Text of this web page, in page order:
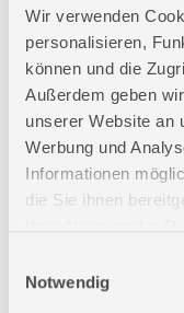
Wir verwenden
personalisieren,
können und die
Außerdem geben
unserer Website an
Werbung und
Informationen
die Sie ihnen
Notwendig
Eingangsspannung:
Aufnahmeleistung:
Frequenz Ladegerät:
Ausgangsspannung:
Ausgangsstrom:
Ausgangsstrom: